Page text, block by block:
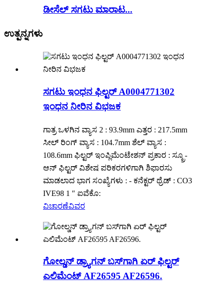
ಡೀಸೆಲ್ ಸಗಟು ಮಾರಾಟ...
ಉತ್ಪನ್ನಗಳು
ಸಗಟು ಇಂಧನ ಫಿಲ್ಟರ್ A0004771302
ಇಂಧನ ನೀರಿನ ವಿಭಜಕ
ಗಾತ್ರ ಒಳಗಿನ ವ್ಯಾಸ 2 : 93.9mm ಎತ್ತರ : 217.5mm
ಸೀಲ್ ರಿಂಗ್ ವ್ಯಾಸ : 104.7mm ಶೆಲ್ ವ್ಯಾಸ :
108.6mm ಫಿಲ್ಟರ್ ಇಂಪ್ಲಿಮೆಂಟೇಶನ್ ಪ್ರಕಾರ : ಸ್ಕ್ರೂ-
ಆನ್ ಫಿಲ್ಟರ್ ವಿಶೇಷ ಪರಿಕರಗಳಿಗಾಗಿ ಶಿಫಾರಸು
ಮಾಡಲಾದ ಭಾಗ ಸಂಖ್ಯೆಗಳು : - ಕನೆಕ್ಟರ್ ಥ್ರೆಡ್ : CO3
IVE98 1 ″ ಐವೆಕೊ:
ವಿಚಾರಣೆವಿವರ
ಗೋಲ್ಡನ್ ಡ್ರ್ಯಾಗನ್ ಬಸ್‌ಗಾಗಿ ಏರ್ ಫಿಲ್ಟರ್
ಎಲಿಮೆಂಟ್ AF26595 AF26596.